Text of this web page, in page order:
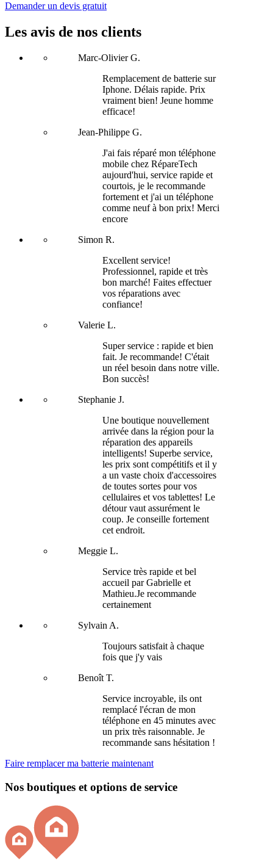
Demander un devis gratuit
Les avis de nos clients
Marc-Olivier G.
Remplacement de batterie sur
Iphone. Délais rapide. Prix
vraiment bien! Jeune homme
efficace!
Jean-Philippe G.
J'ai fais réparé mon téléphone
mobile chez RépareTech
aujourd'hui, service rapide et
courtois, je le recommande
fortement et j'ai un téléphone
comme neuf à bon prix! Merci
encore
Simon R.
Excellent service!
Professionnel, rapide et très
bon marché! Faites effectuer
vos réparations avec
confiance!
Valerie L.
Super service : rapide et bien
fait. Je recommande! C'était
un réel besoin dans notre ville.
Bon succès!
Stephanie J.
Une boutique nouvellement
arrivée dans la région pour la
réparation des appareils
intelligents! Superbe service,
les prix sont compétitifs et il y
a un vaste choix d'accessoires
de toutes sortes pour vos
cellulaires et vos tablettes! Le
détour vaut assurément le
coup. Je conseille fortement
cet endroit.
Meggie L.
Service très rapide et bel
accueil par Gabrielle et
Mathieu.Je recommande
certainement
Sylvain A.
Toujours satisfait à chaque
fois que j'y vais
Benoît T.
Service incroyable, ils ont
remplacé l'écran de mon
téléphone en 45 minutes avec
un prix très raisonnable. Je
recommande sans hésitation !
Faire remplacer ma batterie maintenant
Nos boutiques et options de service